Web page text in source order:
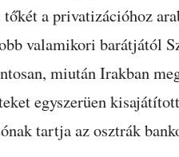
tőkét a privatizációhoz
valamikori barátjától
miután Irakban
egyszerüen
tartja az osztrák